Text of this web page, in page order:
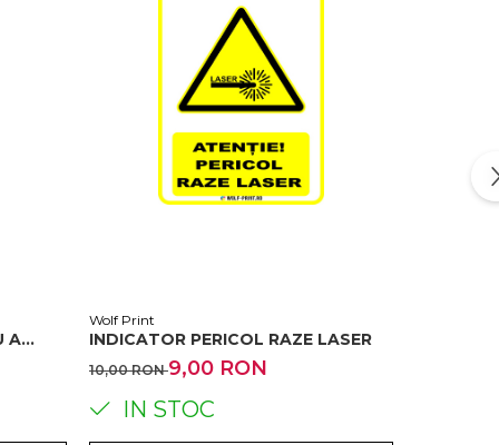
A
Wolf Print
INDICATOR PERICOL RAZE LASER
10,00 RON9,00 RON
IN STOC